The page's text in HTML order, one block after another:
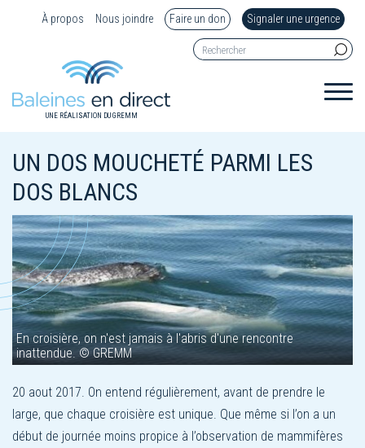
À propos Nous joindre Faire un don Signaler une urgence
UNE RÉALISATION DU GREMM
UN DOS MOUCHETÉ PARMI LES
DOS BLANCS
En croisière, on n'est jamais à l'abris d'une rencontre
inattendue. © GREMM
20 aout 2017. On entend régulièrement, avant de prendre le
large, que chaque croisière est unique. Que même si l’on a un
début de journée moins propice à l’observation de mammifères